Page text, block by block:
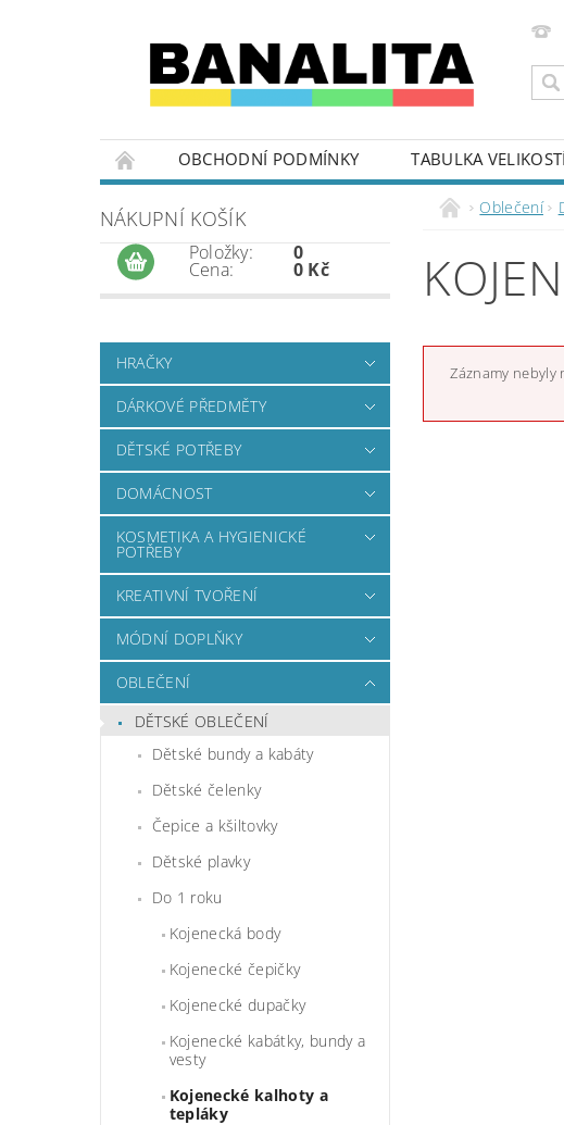
OBCHODNÍ PODMÍNKY TABULKA VELIKOSTÍ
NÁKUPNÍ KOŠÍK
Položky:
Cena:
0
0 Kč
HRAČKY
DÁRKOVÉ PŘEDMĚTY
DĚTSKÉ POTŘEBY
DOMÁCNOST
KOSMETIKA A HYGIENICKÉ
POTŘEBY
KREATIVNÍ TVOŘENÍ
MÓDNÍ DOPLŇKY
OBLEČENÍ
DĚTSKÉ OBLEČENÍ
Dětské bundy a kabáty
Dětské čelenky
Čepice a kšiltovky
Dětské plavky
Do 1 roku
Kojenecká body
Kojenecké čepičky
Kojenecké dupačky
Kojenecké kabátky, bundy a
vesty
Kojenecké kalhoty a
tepláky
Oblečení
Záznamy nebyly